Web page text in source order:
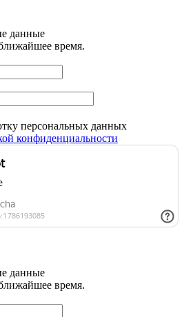
данные
время.
персональных данных
конфиденциальности
данные
время.